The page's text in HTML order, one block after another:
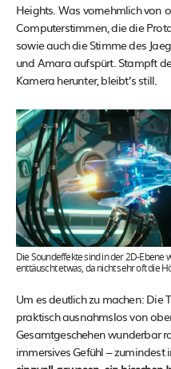
Heights. Was vornehmlich von
Computerstimmen, die die
sowie auch die Stimme des
und Amara aufspürt. Stampft
Kamera herunter, bleibt’s still.
Die Soundeffekte sind in der 2D-
enttäuscht etwas, da nicht sehr oft die
Um es deutlich zu machen: Die
praktisch ausnahmslos von
Gesamtgeschehen wunderbar
immersives Gefühl – zumindest